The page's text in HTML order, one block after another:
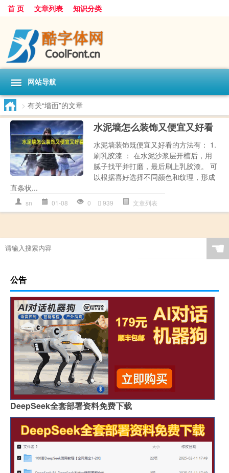
首 页 文章列表 知识分类
网站导航
> 有关“墙面”的文章
水泥墙怎么装饰又便宜又好看
水泥墙装饰既便宜又好看的方法有： 1.
刷乳胶漆 ： 在水泥沙浆层开槽后，用
腻子找平并打磨，最后刷上乳胶漆。 可
以根据喜好选择不同颜色和纹理，形成
直条状...
sn 01-08 0 939 文章列表
☚
公告
DeepSeek全套部署资料免费下载